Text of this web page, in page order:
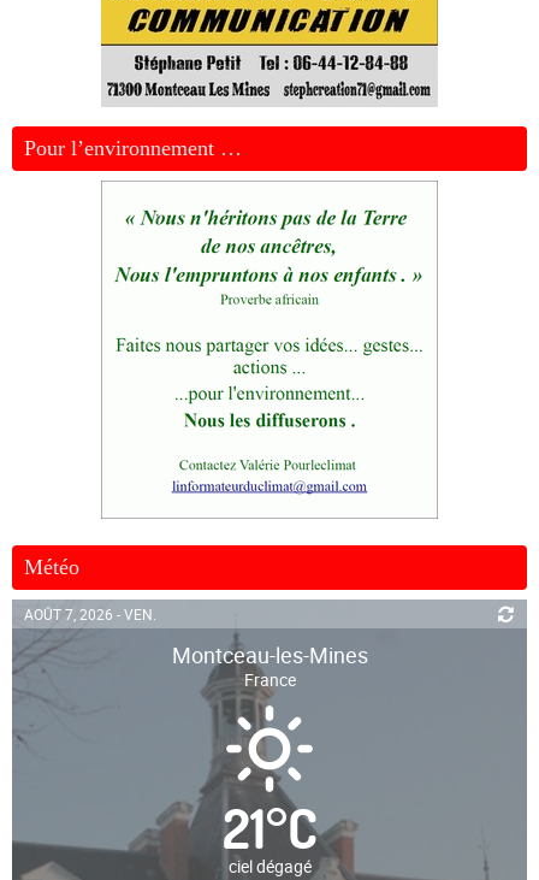
Pour l’environnement …
Météo
AOÛT 7, 2026 - VEN.
Montceau-les-Mines
France
21°C
ciel dégagé